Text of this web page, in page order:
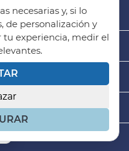

keyboard_arrow_down
necesarias y, si lo
de personalización y
experiencia, medir el
Quifyl S.L